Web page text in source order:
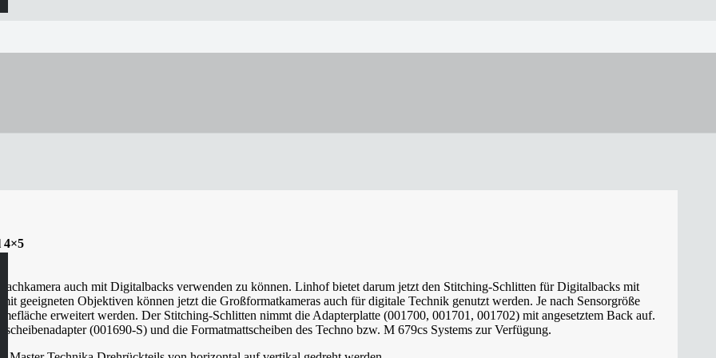
4×5
auch mit Digitalbacks verwenden zu können. Linhof bietet darum jetzt den Stitching-Schlitten für Digitalbacks mit
geeigneten Objektiven können jetzt die Großformatkameras auch für digitale Technik genutzt werden. Je nach Sensorgröße
erweitert werden. Der Stitching-Schlitten nimmt die Adapterplatte (001700, 001701, 001702) mit angesetztem Back auf.
(001690-S) und die Formatmattscheiben des Techno bzw. M 679cs Systems zur Verfügung.